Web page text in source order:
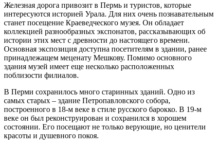
Железная дорога привозит в Пермь и туристов, которые
интересуются историей Урала. Для них очень познавательным
станет посещение Краеведческого музея. Он обладает
коллекцией разнообразных экспонатов, рассказывающих об
истории этих мест с древности до настоящего времени.
Основная экспозиция доступна посетителям в здании, ранее
принадлежащем меценату Мешкову. Помимо основного
здания музей имеет еще несколько расположенных
поблизости филиалов.
В Перми сохранилось много старинных зданий. Одно из
самых старых – здание Петропавловского собора,
построенного в 18-м веке в стиле русского барокко. В 19-м
веке он был реконструирован и сохранился в хорошем
состоянии. Его посещают не только верующие, но ценители
красоты и душевного покоя.